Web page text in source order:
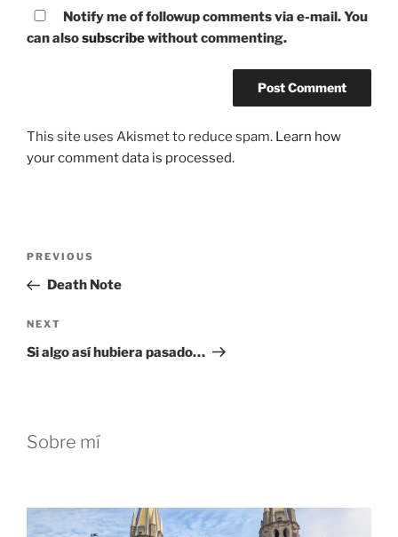
Notify me of followup comments via e-mail. You
can alsosubscribewithout commenting.
This site uses Akismet to reduce spam. Learn how
your comment data is processed.
Previous
Post
PREVIOUS
Death Note
Next
Post
NEXT
Si algo así hubiera pasado…
Sobre mí